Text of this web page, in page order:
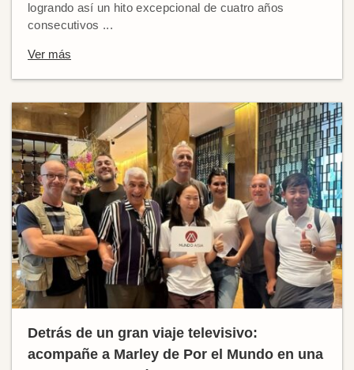
logrando así un hito excepcional de cuatro años
consecutivos ...
Ver más
Detrás de un gran viaje televisivo:
acompañe a Marley de Por el Mundo en una